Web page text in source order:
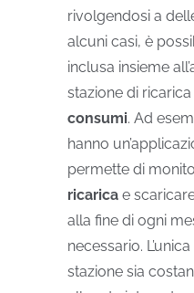
rivolgendosi a
alcuni casi, è
inclusa insieme
stazione di
consumi. Ad
hanno
permette di
ricarica e
alla fine di ogni
necessario.
stazione sia